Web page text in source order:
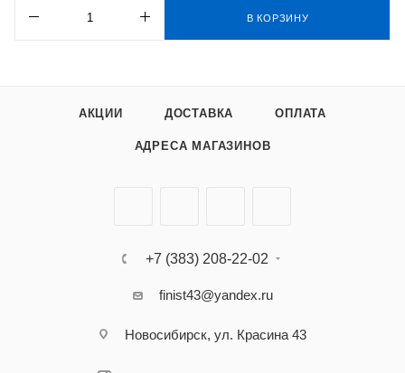
В КОРЗИНУ
АКЦИИ ДОСТАВКА ОПЛАТА
АДРЕСА МАГАЗИНОВ
+7 (383) 208-22-02
finist43@yandex.ru
Новосибирск, ул. Красина 43